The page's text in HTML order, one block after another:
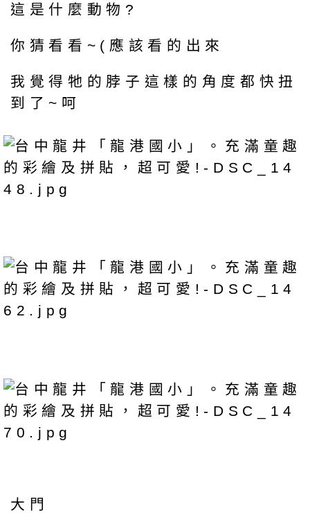
這是什麼動物?
你猜看看~(應該看的出來
我覺得牠的脖子這樣的角度都快扭
到了~呵
大門